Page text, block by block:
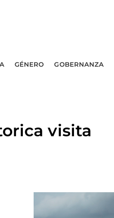
GÉNERO GOBERNANZA
visita